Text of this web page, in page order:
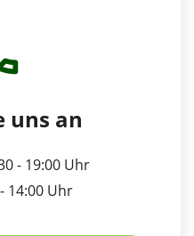
uns an
- 19:00 Uhr
14:00 Uhr